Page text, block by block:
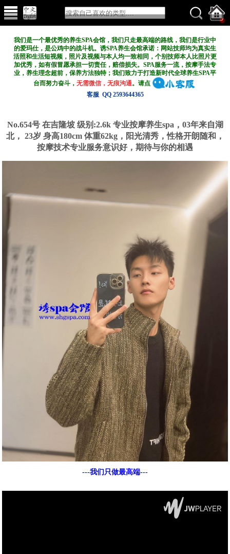
我们是一个最优秀的养生SPA会馆，我们只走最高端的路线，我们是行业中
的爱玛仕，是公鸡中的战斗机。诱SPA养生会馆承诺：网站技师均为真实生
活照和生活短视频，照片及视频与本人均一致相同，个别技师本人比照片更
加优秀，如有假冒愿承担一切责任，赔偿损失。SPA服务一流，按摩手法专
业，养生理念超前，保养方法独特；我们致力于打造新时代全球养生SPA平
台而努力奋斗，无需微信，无痕沟通。请点
客服 QQ 2593644365
No.654号 在吉隆坡 级别:2.6k 专业按摩养生spa，03年来自湖
北， 23岁 身高180cm 体重62kg，阳光清秀，性格开朗随和，
按摩技术专业服务意识好，期待与你的相遇
---我们只做最高端---